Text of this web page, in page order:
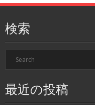
検索
最近の投稿